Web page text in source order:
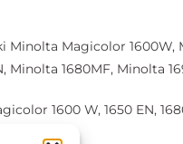
Magicolor
Minolta 1680MF, Minolta
1600 W, 1650 EN,